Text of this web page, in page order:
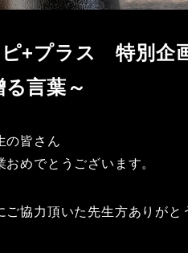
+プラス 特別企
る言葉～
の皆さん
おめでとうございます。
ご協力頂いた先生方ありがと